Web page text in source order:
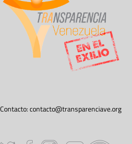
Contacto:contacto@transparenciave.org